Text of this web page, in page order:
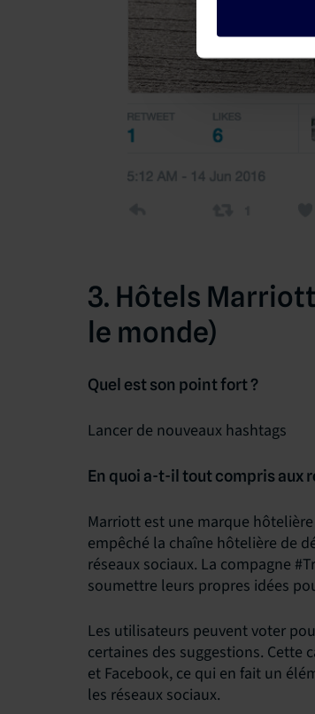
3. Hôtels
le monde)
Quel est son point fort ?
Lancer de nouveaux hashtags
En quoi a-t-il tout compris aux
Marriott est une marque
empêché la chaîne hôtelière de
réseaux sociaux. La compagne
soumettre leurs propres idées
Les utilisateurs peuvent voter
certaines des suggestions. Cette
et Facebook, ce qui en fait un
les réseaux sociaux.